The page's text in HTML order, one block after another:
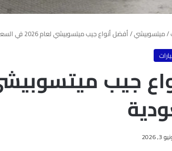
/ميتسوبيشي/أفضل أنواع جيب ميتسوبيشي لعام 2026 في السعودية